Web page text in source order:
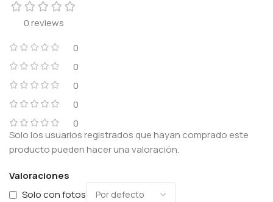
0 reviews
0
0
0
0
0
Valoraciones
Solo con fotos
Solo los usuarios registrados que hayan comprado este
producto pueden hacer una valoración.